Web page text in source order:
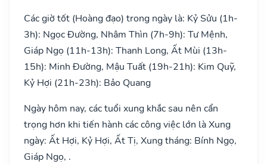
Các giờ tốt (Hoàng đạo) trong ngày là: Kỷ Sửu (1h-
3h): Ngọc Đường, Nhâm Thìn (7h-9h): Tư Mệnh,
Giáp Ngọ (11h-13h): Thanh Long, Ất Mùi (13h-
15h): Minh Đường, Mậu Tuất (19h-21h): Kim Quỹ,
Kỷ Hợi (21h-23h): Bảo Quang
Ngày hôm nay, các tuổi xung khắc sau nên cẩn
trọng hơn khi tiến hành các công việc lớn là Xung
ngày: Ất Hợi, Kỷ Hợi, Ất Tị, Xung tháng: Bính Ngọ,
Giáp Ngọ, .